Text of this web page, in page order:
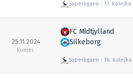
Superligaen 17. kolejka
25.11.2024
koniec
FC Midtjylland
Silkeborg
Superligaen 16. kolejka